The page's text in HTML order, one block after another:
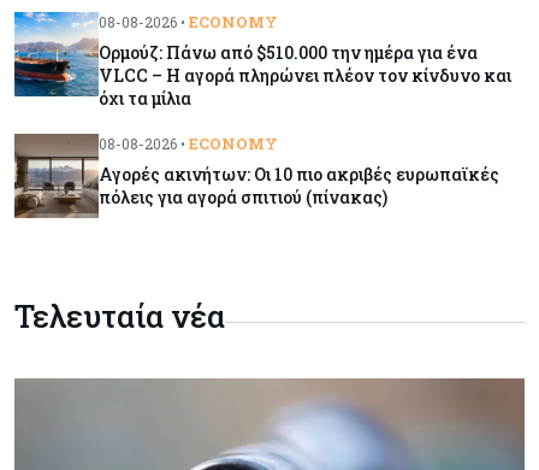
Κόσμος
και οι προκλήσεις
ασφάλεια
Baker Tilly: Στην 7η θέση παγκοσμίως στις
M&A μεσαίας αγοράς
08-08-2026 • ECONOMY
Ορμούζ: Πάνω από $510.000 την ημέρα για ένα
VLCC – Η αγορά πληρώνει πλέον τον κίνδυνο και
όχι τα μίλια
08-08-2026 • ECONOMY
Αγορές ακινήτων: Οι 10 πιο ακριβές ευρωπαϊκές
πόλεις για αγορά σπιτιού (πίνακας)
Τελευταία νέα